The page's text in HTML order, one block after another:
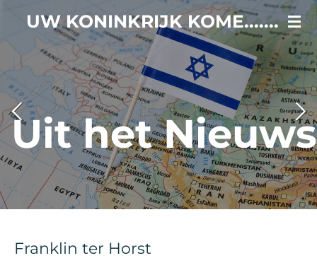
naar
de
hoofdinhoud
UW KONINKRIJK KOME.......
Uit het Nieuws
Franklin ter Horst